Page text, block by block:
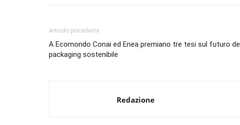
Articolo precedente
A Ecomondo Conai ed Enea premiano tre tesi sul futuro del
packaging sostenibile
Redazione